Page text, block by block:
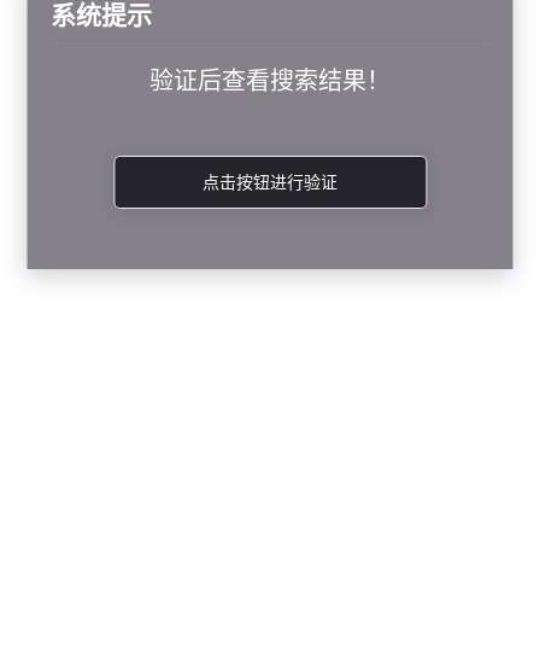
系统提示
验证后查看搜索结果！
点击按钮进行验证